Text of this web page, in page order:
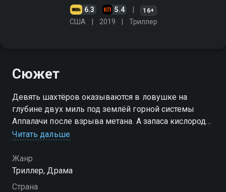
6.3 5.4 16+
США 2019 Триллер
Сюжет
Девять шахтёров оказываются в ловушке на
глубине двух миль под землёй горной системы
Аппалачи после взрыва метана. А запаса кислорода
им хватит всего на один час
Читать дальше
Жанр
Триллер, Драма
Страна